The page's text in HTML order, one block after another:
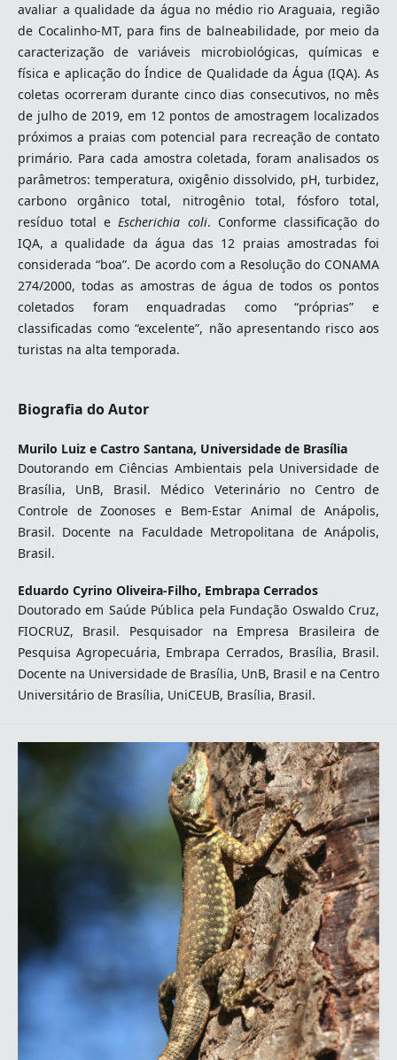
avaliar a qualidade da água no médio rio Araguaia, região
de Cocalinho-MT, para fins de balneabilidade, por meio da
caracterização de variáveis microbiológicas, químicas e
física e aplicação do Índice de Qualidade da Água (IQA). As
coletas ocorreram durante cinco dias consecutivos, no mês
de julho de 2019, em 12 pontos de amostragem localizados
próximos a praias com potencial para recreação de contato
primário. Para cada amostra coletada, foram analisados os
parâmetros: temperatura, oxigênio dissolvido, pH, turbidez,
carbono orgânico total, nitrogênio total, fósforo total,
resíduo total eEscherichia coli. Conforme classificação do
IQA, a qualidade da água das 12 praias amostradas foi
considerada “boa”. De acordo com a Resolução do CONAMA
274/2000, todas as amostras de água de todos os pontos
coletados foram enquadradas como “próprias” e
classificadas como “excelente”, não apresentando risco aos
turistas na alta temporada.
Biografia do Autor
Murilo Luiz e Castro Santana, Universidade de Brasília
Doutorando em Ciências Ambientais pela Universidade de
Brasília, UnB, Brasil. Médico Veterinário no Centro de
Controle de Zoonoses e Bem-Estar Animal de Anápolis,
Brasil. Docente na Faculdade Metropolitana de Anápolis,
Brasil.
Eduardo Cyrino Oliveira-Filho, Embrapa Cerrados
Doutorado em Saúde Pública pela Fundação Oswaldo Cruz,
FIOCRUZ, Brasil. Pesquisador na Empresa Brasileira de
Pesquisa Agropecuária, Embrapa Cerrados, Brasília, Brasil.
Docente na Universidade de Brasília, UnB, Brasil e na Centro
Universitário de Brasília, UniCEUB, Brasília, Brasil.